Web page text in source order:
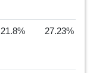
21.8% 27.23%